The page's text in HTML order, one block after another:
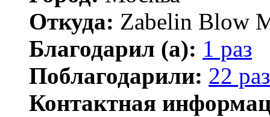
Откуда: Zabelin Blow
Благодарил (а): 1 раз
Поблагодарили: 22
Контактная